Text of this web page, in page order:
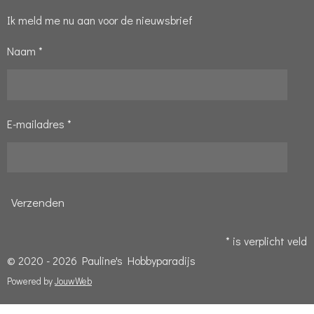
Ik meld me nu aan voor de nieuwsbrief
Naam *
E-mailadres *
Verzenden
* is verplicht veld
© 2020 - 2026 Pauline's Hobbyparadijs
Powered byJouwWeb